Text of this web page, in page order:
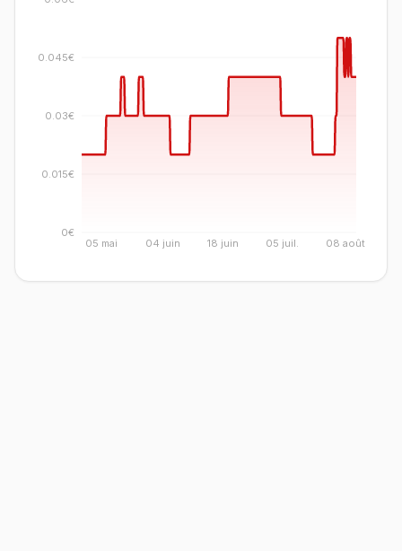
05 mai 04 juin 18 juin 05 juil. 08 août
0€
0.015€
0.03€
0.045€